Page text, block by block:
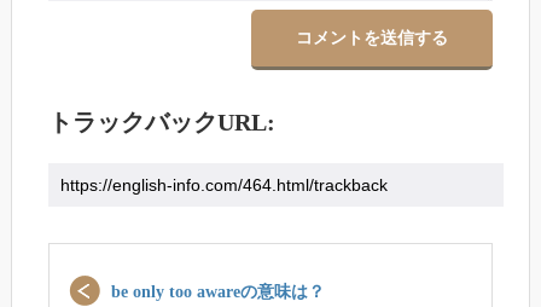
トラックバックURL:
be only too awareの意味は？